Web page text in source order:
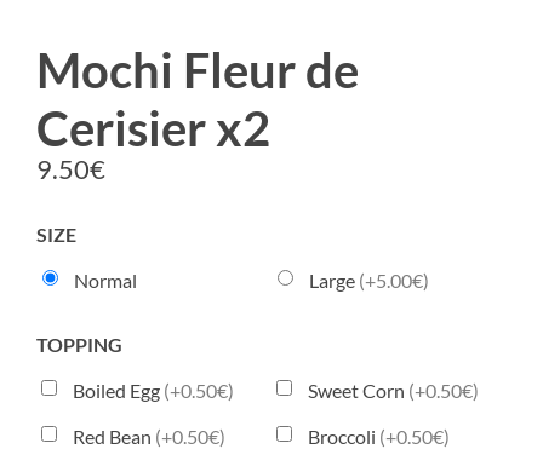
Mochi Fleur de
Cerisier x2
9.50€
SIZE
Normal
Large (+5.00€)
TOPPING
Boiled Egg (+0.50€) Sweet Corn (+0.50€)
Red Bean (+0.50€) Broccoli (+0.50€)